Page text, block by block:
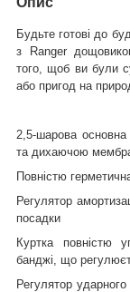
Будьте готові до
з Ranger
того, щоб ви були
або пригод на
2,5-шарова
та дихаючою
Повністю
Регулятор
посадки
Куртка повністю
банджі, що
Регулятор